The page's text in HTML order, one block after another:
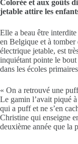
Colorée et aux goûts
jetable attire les
Elle a beau être
en Belgique et à
électrique jetable, est
inquiétant pointe le
dans les écoles
« On a retrouvé une
Le gamin l’avait piqué
qui a puff et ne s’en
Christine qui enseigne
deuxième année que la